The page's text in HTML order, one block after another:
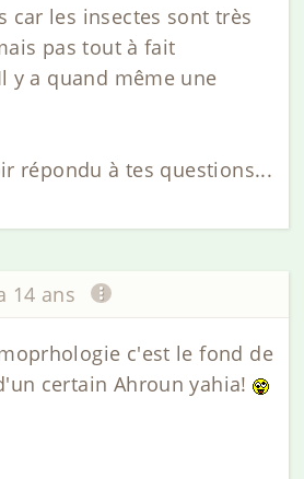
car les insectes sont très
pas tout à fait
y a quand même une
répondu à tes questions...
14 ans
c'est le fond de
certain Ahroun yahia!